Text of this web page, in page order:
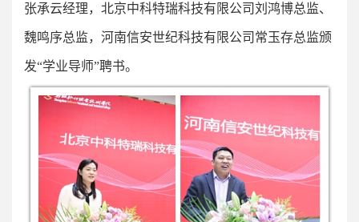
张承云经理，北京中科特瑞科技有限公司刘鸿博总监、
魏鸣序总监，河南信安世纪科技有限公司常玉存总监颁
发“学业导师”聘书。